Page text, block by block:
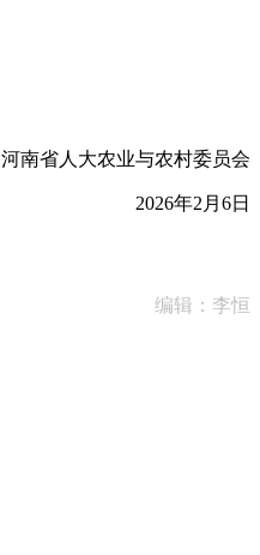
河南省人大农业与农村委员会
2026年2月6日
编辑：李恒